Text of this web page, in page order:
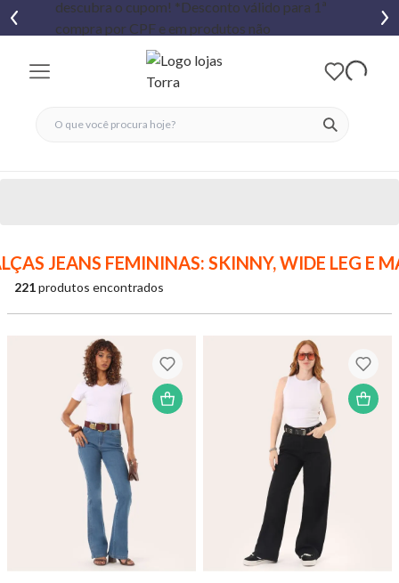
ver
fechar menu
fechar menu
favoritos
JEANS FEMININAS: SKINNY, WIDE LEG E
221produtos encontrados